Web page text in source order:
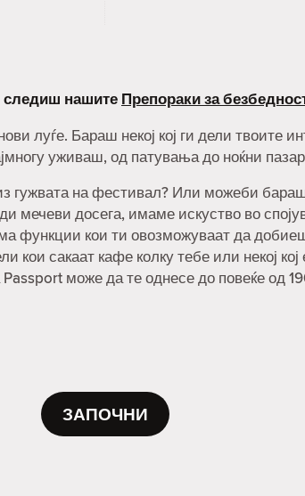
следиш нашитеПрепораки за
луѓе. Бараш некој кој ги дели
уживаш, од патувања до ноќни
гужвата на фестивал? Или можеби бараш
мечеви досега, имаме искуство во
функции кои ти овозможуваат да
кои сакаат кафе колку тебе или некој
може да те однесе до повеќе од
ЗАПОЧНИ